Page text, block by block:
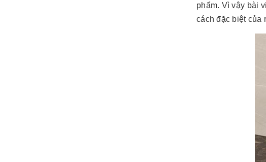
phẩm. Vì vậy bài
cách đặc biệt của